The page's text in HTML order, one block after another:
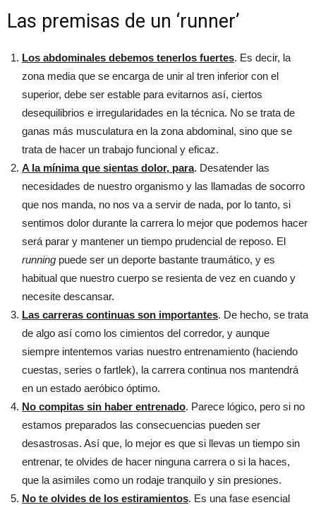
Las premisas de un ‘runner’
Los abdominales debemos tenerlos fuertes. Es decir, la
zona media que se encarga de unir al tren inferior con el
superior, debe ser estable para evitarnos así, ciertos
desequilibrios e irregularidades en la técnica. No se trata de
ganas más musculatura en la zona abdominal, sino que se
trata de hacer un trabajo funcional y eficaz.
A la mínima que sientas dolor, para. Desatender las
necesidades de nuestro organismo y las llamadas de socorro
que nos manda, no nos va a servir de nada, por lo tanto, si
sentimos dolor durante la carrera lo mejor que podemos hacer
será parar y mantener un tiempo prudencial de reposo. El
running puede ser un deporte bastante traumático, y es
habitual que nuestro cuerpo se resienta de vez en cuando y
necesite descansar.
Las carreras continuas son importantes. De hecho, se trata
de algo así como los cimientos del corredor, y aunque
siempre intentemos varias nuestro entrenamiento (haciendo
cuestas, series o fartlek), la carrera continua nos mantendrá
en un estado aeróbico óptimo.
No compitas sin haber entrenado. Parece lógico, pero si no
estamos preparados las consecuencias pueden ser
desastrosas. Así que, lo mejor es que si llevas un tiempo sin
entrenar, te olvides de hacer ninguna carrera o si la haces,
que la asimiles como un rodaje tranquilo y sin presiones.
No te olvides de los estiramientos. Es una fase esencial